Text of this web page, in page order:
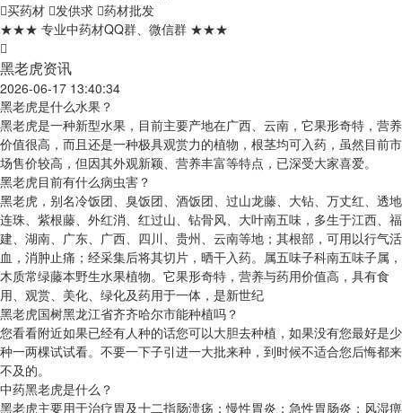
买药材 发供求 药材批发
★★★ 专业中药材QQ群、微信群 ★★★
黑老虎资讯
2026-06-17 13:40:34
黑老虎是什么水果？
黑老虎是一种新型水果，目前主要产地在广西、云南，它果形奇特，营养
价值很高，而且还是一种极具观赏力的植物，根茎均可入药，虽然目前市
场售价较高，但因其外观新颖、营养丰富等特点，已深受大家喜爱。
黑老虎目前有什么病虫害？
黑老虎，别名冷饭团、臭饭团、酒饭团、过山龙藤、大钻、万丈红、透地
连珠、紫根藤、外红消、红过山、钻骨风、大叶南五味，多生于江西、福
建、湖南、广东、广西、四川、贵州、云南等地；其根部，可用以行气活
血，消肿止痛；经采集后将其切片，晒干入药。属五味子科南五味子属，
木质常绿藤本野生水果植物。它果形奇特，营养与药用价值高，具有食
用、观赏、美化、绿化及药用于一体，是新世纪
黑老虎国树黑龙江省齐齐哈尔市能种植吗？
您看看附近如果已经有人种的话您可以大胆去种植，如果没有您最好是少
种一两棵试试看。不要一下子引进一大批来种，到时候不适合您后悔都来
不及的。
中药黑老虎是什么？
黑老虎主要用于治疗胃及十二指肠溃疡；慢性胃炎；急性胃肠炎；风湿痹